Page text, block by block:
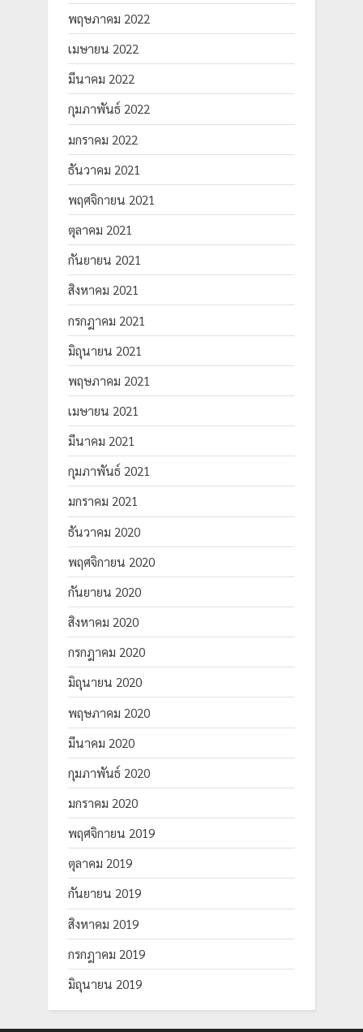
พฤษภาคม 2022
เมษายน 2022
มีนาคม 2022
กุมภาพันธ์ 2022
มกราคม 2022
ธันวาคม 2021
พฤศจิกายน 2021
ตุลาคม 2021
กันยายน 2021
สิงหาคม 2021
กรกฎาคม 2021
มิถุนายน 2021
พฤษภาคม 2021
เมษายน 2021
มีนาคม 2021
กุมภาพันธ์ 2021
มกราคม 2021
ธันวาคม 2020
พฤศจิกายน 2020
กันยายน 2020
สิงหาคม 2020
กรกฎาคม 2020
มิถุนายน 2020
พฤษภาคม 2020
มีนาคม 2020
กุมภาพันธ์ 2020
มกราคม 2020
พฤศจิกายน 2019
ตุลาคม 2019
กันยายน 2019
สิงหาคม 2019
กรกฎาคม 2019
มิถุนายน 2019